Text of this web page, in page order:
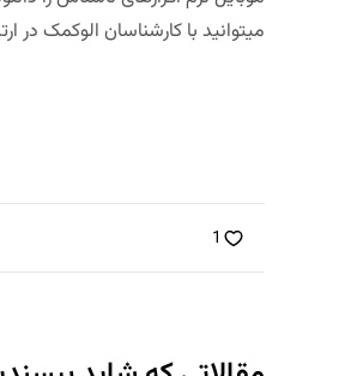
میتوانید با کارشناسان الوکمک در
1